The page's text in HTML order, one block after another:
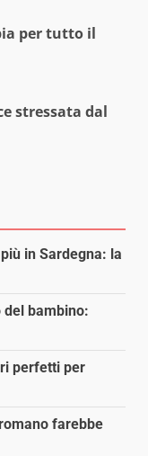
per tutto il
stressata dal
in Sardegna: la
del bambino:
perfetti per
farebbe